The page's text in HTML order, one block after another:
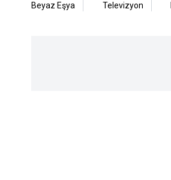
Beyaz Eşya Televizyon